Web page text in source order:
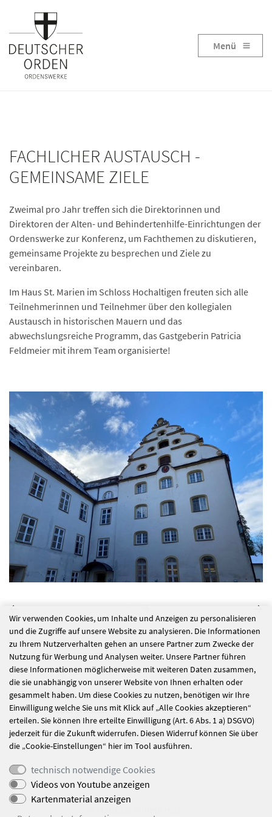
Menü
FACHLICHER AUSTAUSCH -
GEMEINSAME ZIELE
Zweimal pro Jahr treffen sich die Direktorinnen und
Direktoren der Alten- und Behindertenhilfe-Einrichtungen der
Ordenswerke zur Konferenz, um Fachthemen zu diskutieren,
gemeinsame Projekte zu besprechen und Ziele zu
vereinbaren.
Im Haus St. Marien im Schloss Hochaltigen freuten sich alle
Teilnehmerinnen und Teilnehmer über den kollegialen
Austausch in historischen Mauern und das
abwechslungsreiche Programm, das Gastgeberin Patricia
Feldmeier mit ihrem Team organisierte!
alle Nachrichten
Willkommen,
lieber Herbst!
Eine spannende
„Urlaubswoche"
liegt hinter uns!
Wir verwenden Cookies, um Inhalte und Anzeigen zu personalisieren
und die Zugriffe auf unsere Website zu analysieren. Die Informationen
zu Ihrem Nutzerverhalten gehen an unsere Partner zum Zwecke der
Nutzung für Werbung und Analysen weiter. Unsere Partner führen
diese Informationen möglicherweise mit weiteren Daten zusammen,
die sie unabhängig von unserer Website von Ihnen erhalten oder
gesammelt haben. Um diese Cookies zu nutzen, benötigen wir Ihre
Einwilligung welche Sie uns mit Klick auf „Alle Cookies akzeptieren“
erteilen. Sie können Ihre erteilte Einwilligung (Art. 6 Abs. 1 a) DSGVO)
jederzeit für die Zukunft widerrufen. Diesen Widerruf können Sie über
die „Cookie-Einstellungen“ hier im Tool ausführen.
technisch notwendige Cookies
Videos von Youtube anzeigen
Kartenmaterial anzeigen